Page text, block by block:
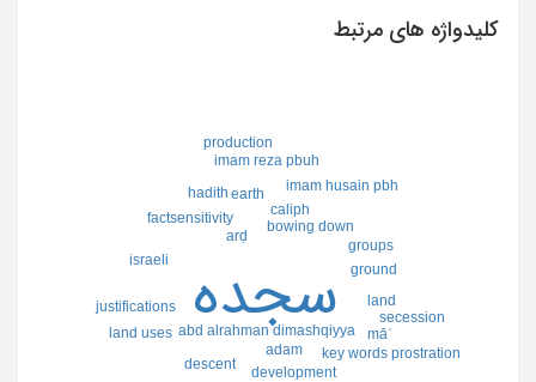
کلیدواژه های مرتبط
سجده
abd alrahman dimashqiyya
adam
arḍ
bowing down
caliph
descent development
earth
factsensitivity
ground
groups
hadith imam husain pbh
imam reza pbuh
israeli
justifications
key words prostration
land
land uses
māʾ
production
secession